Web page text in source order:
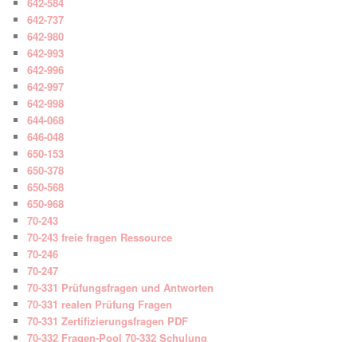
642-737
642-980
642-993
642-996
642-997
642-998
644-068
646-048
650-153
650-378
650-568
650-968
70-243
70-243 freie fragen Ressource
70-246
70-247
70-331 Prüfungsfragen und Antworten
70-331 realen Prüfung Fragen
70-331 Zertifizierungsfragen PDF
70-332 Fragen-Pool 70-332 Schulung